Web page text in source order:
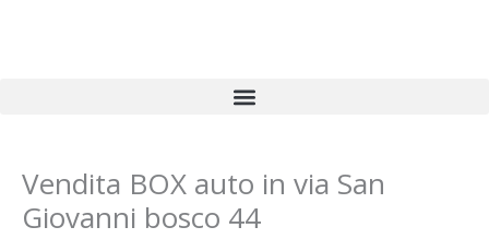
Vendita BOX auto in via San
Giovanni bosco 44